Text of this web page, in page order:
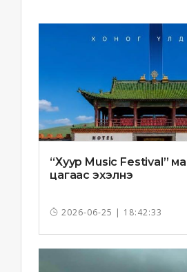
“Хуур Music Festival”
цагаас эхэлнэ
2026-06-25 | 18:42:33